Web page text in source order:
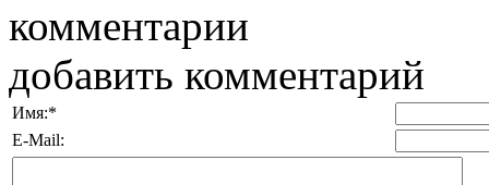
комментарии
добавить комментарий
Имя:*
E-Mail: